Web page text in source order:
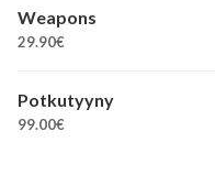
Weapons
29.90€
Potkutyyny
99.00€